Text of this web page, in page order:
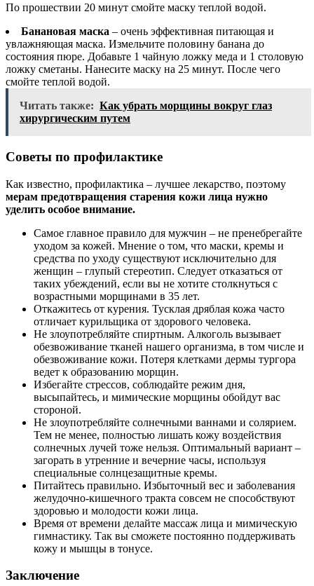
По прошествии 20 минут смойте маску теплой водой.
Банановая маска – очень эффективная питающая и
увлажняющая маска. Измельчите половину банана до
состояния пюре. Добавьте 1 чайную ложку меда и 1 столовую
ложку сметаны. Нанесите маску на 25 минут. После чего
смойте теплой водой.
Читать также: Как убрать морщины вокруг глаз
хирургическим путем
Советы по профилактике
Как известно, профилактика – лучшее лекарство, поэтому
мерам предотвращения старения кожи лица нужно
уделить особое внимание.
Самое главное правило для мужчин – не пренебрегайте
уходом за кожей. Мнение о том, что маски, кремы и
средства по уходу существуют исключительно для
женщин – глупый стереотип. Следует отказаться от
таких убеждений, если вы не хотите столкнуться с
возрастными морщинами в 35 лет.
Откажитесь от курения. Тусклая дряблая кожа часто
отличает курильщика от здорового человека.
Не злоупотребляйте спиртным. Алкоголь вызывает
обезвоживание тканей нашего организма, в том числе и
обезвоживание кожи. Потеря клетками дермы тургора
ведет к образованию морщин.
Избегайте стрессов, соблюдайте режим дня,
высыпайтесь, и мимические морщины обойдут вас
стороной.
Не злоупотребляйте солнечными ваннами и солярием.
Тем не менее, полностью лишать кожу воздействия
солнечных лучей тоже нельзя. Оптимальный вариант –
загорать в утренние и вечерние часы, используя
специальные солнцезащитные кремы.
Питайтесь правильно. Избыточный вес и заболевания
желудочно-кишечного тракта совсем не способствуют
здоровью и молодости кожи лица.
Время от времени делайте массаж лица и мимическую
гимнастику. Так вы сможете постоянно поддерживать
кожу и мышцы в тонусе.
Заключение